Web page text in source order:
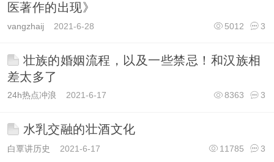
医著作的出现》
vangzhaij 2021-6-28 3
5012
壮族的婚姻流程，以及一些禁忌！和汉族相
差太多了
24h热点冲浪 2021-6-17 3
8363
水乳交融的壮酒文化
白覃讲历史 2021-6-17 3
11785